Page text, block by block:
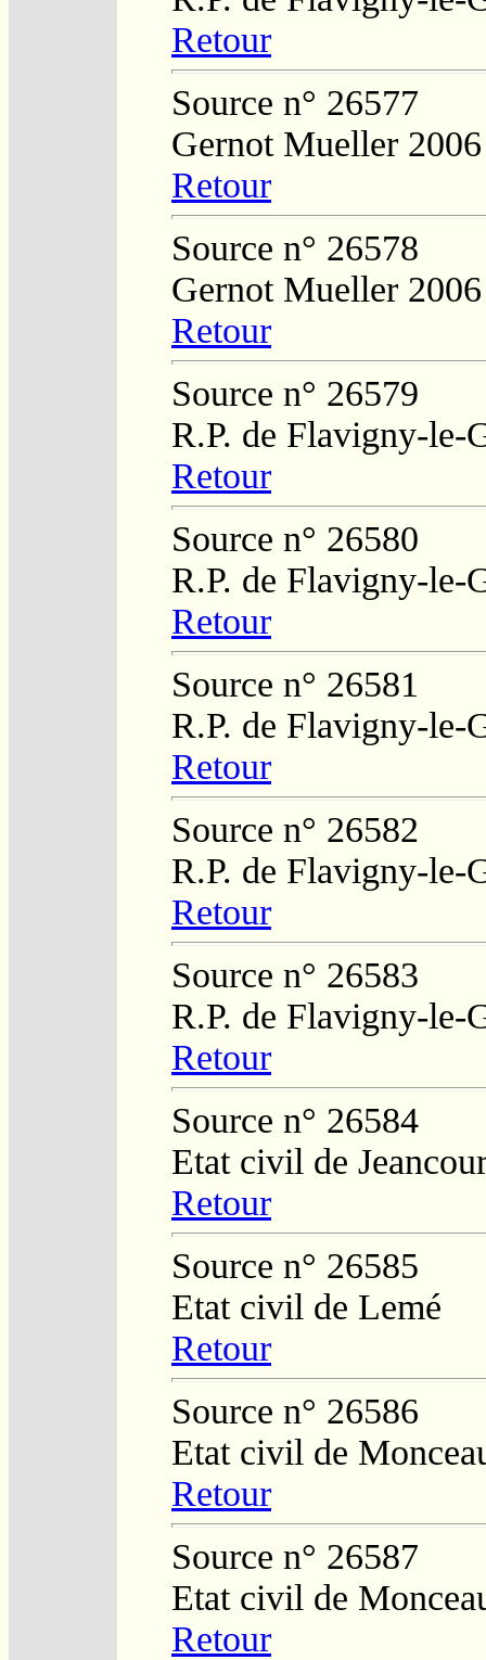
Retour
Source n° 26577
Gernot Mueller 2006
Retour
Source n° 26578
Gernot Mueller 2006
Retour
Source n° 26579
R.P. de Flavigny-le-
Retour
Source n° 26580
R.P. de Flavigny-le-
Retour
Source n° 26581
R.P. de Flavigny-le-
Retour
Source n° 26582
R.P. de Flavigny-le-
Retour
Source n° 26583
R.P. de Flavigny-le-
Retour
Source n° 26584
Etat civil de
Retour
Source n° 26585
Etat civil de Lemé
Retour
Source n° 26586
Etat civil de
Retour
Source n° 26587
Etat civil de
Retour